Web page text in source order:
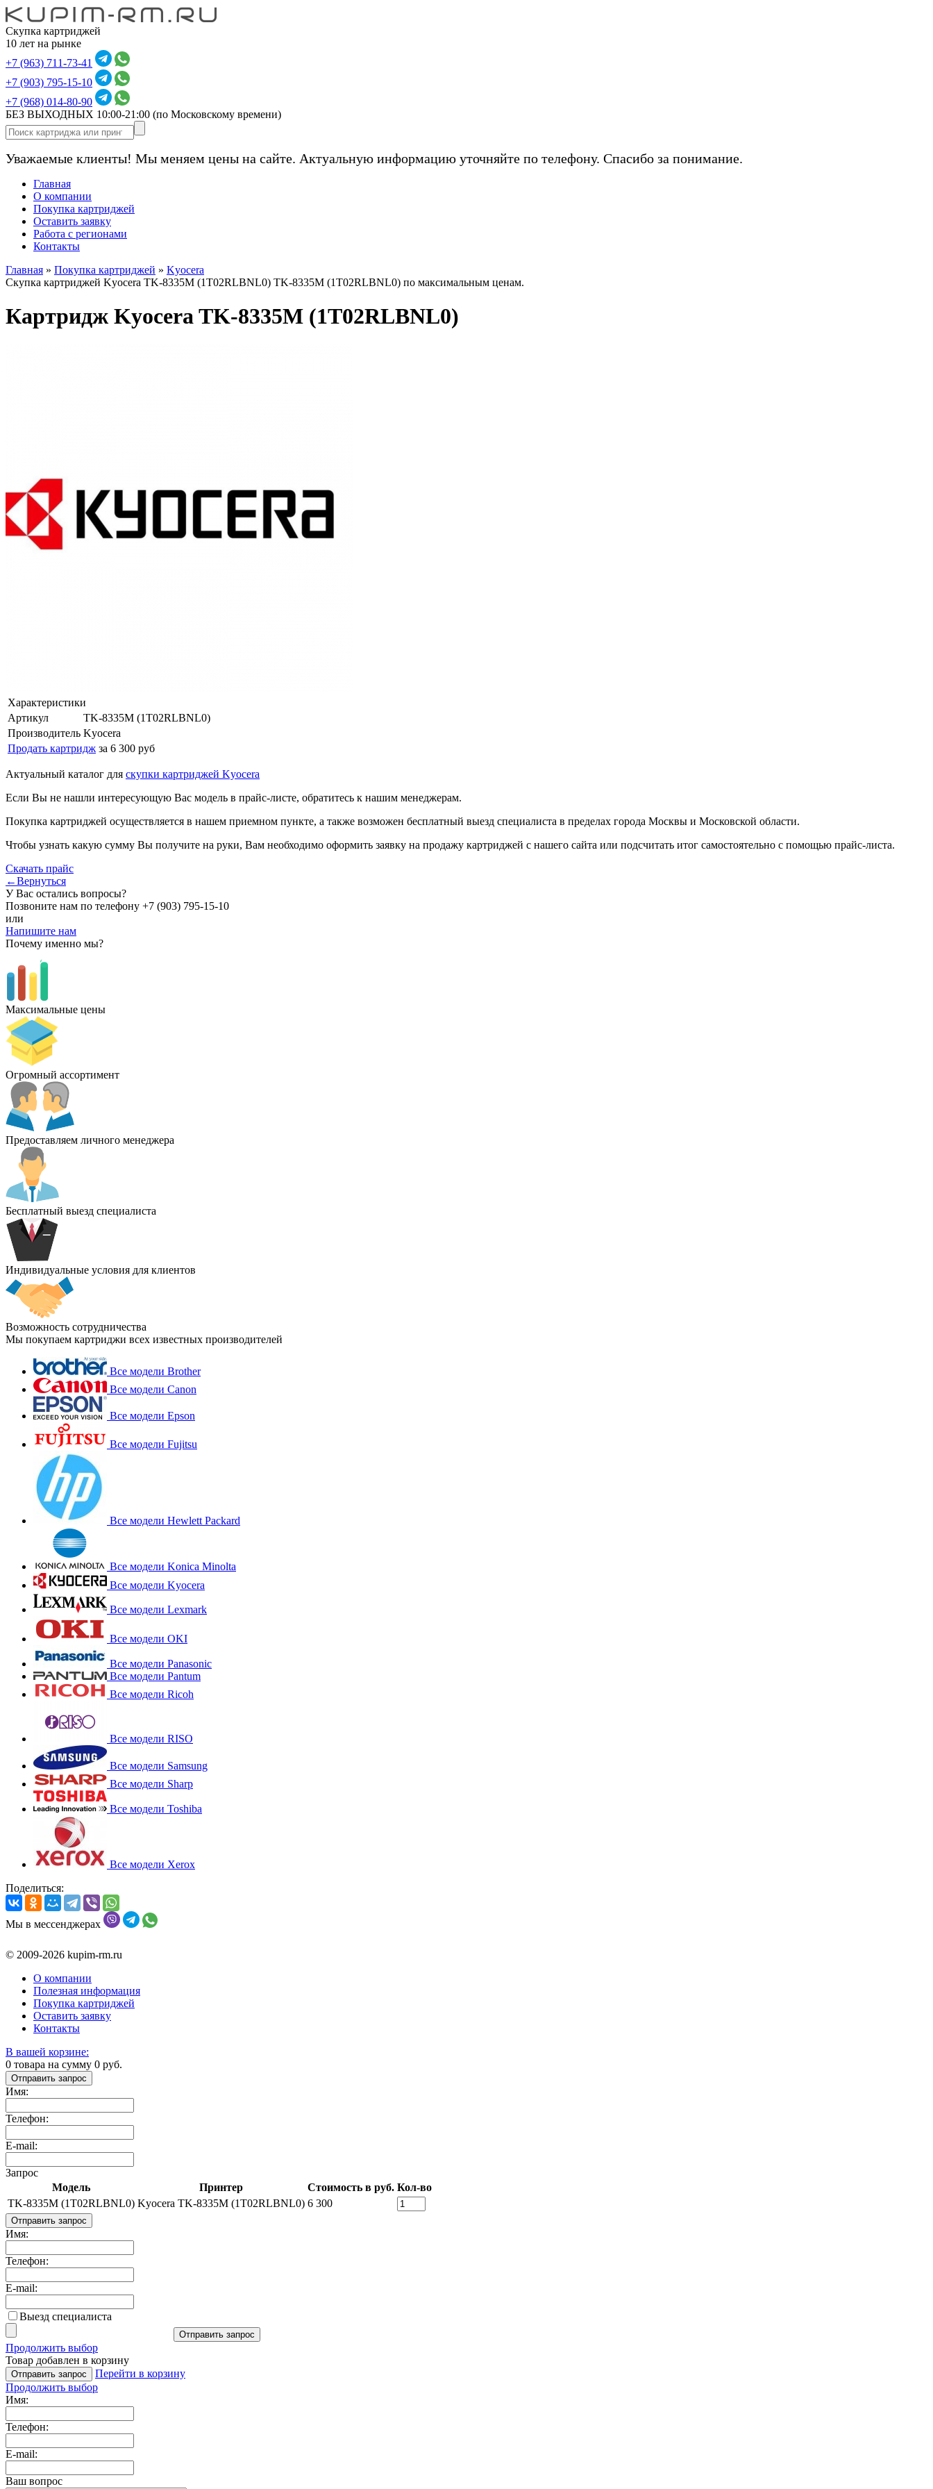
Скупка картриджей
10 лет на рынке
+7 (963) 711-73-41
+7 (903) 795-15-10
+7 (968) 014-80-90
БЕЗ ВЫХОДНЫХ 10:00-21:00 (по Московскому времени)
Уважаемые клиенты! Мы меняем цены на сайте. Актуальную информацию уточняйте по телефону. Спасибо за понимание.
Главная
О компании
Покупка картриджей
Оставить заявку
Работа с регионами
Контакты
Главная » Покупка картриджей » Kyocera
Скупка картриджей Kyocera TK-8335M (1T02RLBNL0) TK-8335M (1T02RLBNL0) по максимальным ценам.
Картридж Kyocera TK-8335M (1T02RLBNL0)
Характеристики
Артикул
TK-8335M (1T02RLBNL0)
Производитель Kyocera
Продать картридж за 6 300 руб
Актуальный каталог для скупки картриджей Kyocera
Если Вы не нашли интересующую Вас модель в прайс-листе, обратитесь к нашим менеджерам.
Покупка картриджей осуществляется в нашем приемном пункте, а также возможен бесплатный выезд специалиста в пределах города Москвы и Московской области.
Чтобы узнать какую сумму Вы получите на руки, Вам необходимо оформить заявку на продажу картриджей с нашего сайта или подсчитать итог самостоятельно с помощью прайс-листа.
Скачать прайс
←Вернуться
У Вас остались вопросы?
Позвоните нам по телефону +7 (903) 795-15-10
или
Напишите нам
Почему именно мы?
Максимальные цены
Огромный ассортимент
Предоставляем личного менеджера
Бесплатный выезд специалиста
Индивидуальные условия для клиентов
Возможность сотрудничества
Мы покупаем картриджи всех известных производителей
Все модели Brother
Все модели Canon
Все модели Epson
Все модели Fujitsu
Все модели Hewlett Packard
Все модели Konica Minolta
Все модели Kyocera
Все модели Lexmark
Все модели OKI
Все модели Panasonic
Все модели Pantum
Все модели Ricoh
Все модели RISO
Все модели Samsung
Все модели Sharp
Все модели Toshiba
Все модели Xerox
Поделиться:
Мы в мессенджерах
© 2009-2026 kupim-rm.ru
О компании
Полезная информация
Покупка картриджей
Оставить заявку
Контакты
В вашей корзине:
0 товара на сумму 0 руб.
Отправить запрос
Имя:
Телефон:
E-mail:
Запрос
Модель
Принтер Стоимость в руб. Кол-во
TK-8335M (1T02RLBNL0) Kyocera TK-8335M (1T02RLBNL0) 6 300
Отправить запрос
Имя:
Телефон:
E-mail:
Выезд специалиста
Отправить запрос
Продолжить выбор
Товар добавлен в корзину
Отправить запрос
Перейти в корзину
Продолжить выбор
Имя:
Телефон:
E-mail:
Ваш вопрос